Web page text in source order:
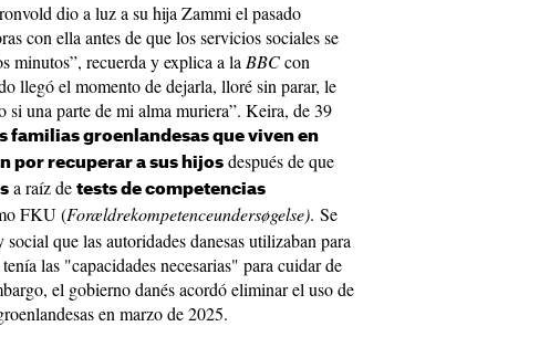
dio a luz a su hija Zammi el pasado
con ella antes de que los servicios sociales se
minutos”, recuerda y explica a la BBCcon
llegó el momento de dejarla, lloré sin parar, le
si una parte de mi alma muriera”. Keira, de 39
familias groenlandesas que viven en
por recuperar a sus hijos después de que
a raíz de tests de competencias
FKU (Forældrekompetenceundersøgelse). Se
que las autoridades danesas utilizaban para
las "capacidades necesarias" para cuidar de
el gobierno danés acordó eliminar el uso de
en marzo de 2025.